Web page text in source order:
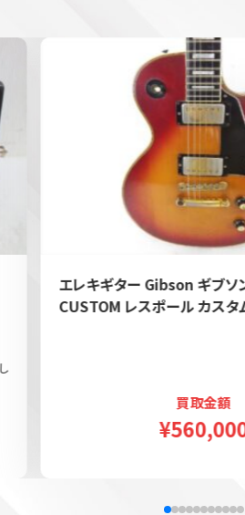
エレキギター Gibson ギブ
CUSTOM レスポール カス
買取金額